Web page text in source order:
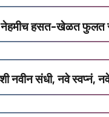
हसत-खेळत फुलत
नवीन संधी, नवे स्वप्नं,